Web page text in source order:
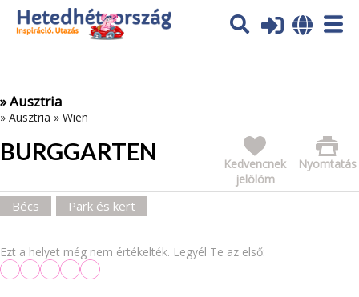
Az oldal sütiket (cookies) használ. További tájékoztatás itt:
Adatvédelmi tájékoztató
» Ausztria
» Ausztria » Wien
BURGGARTEN Nyomtatás
Kedvencnek
jelölöm
Bécs Park és kert
Ezt a helyet még nem értékelték. Legyél Te az első: